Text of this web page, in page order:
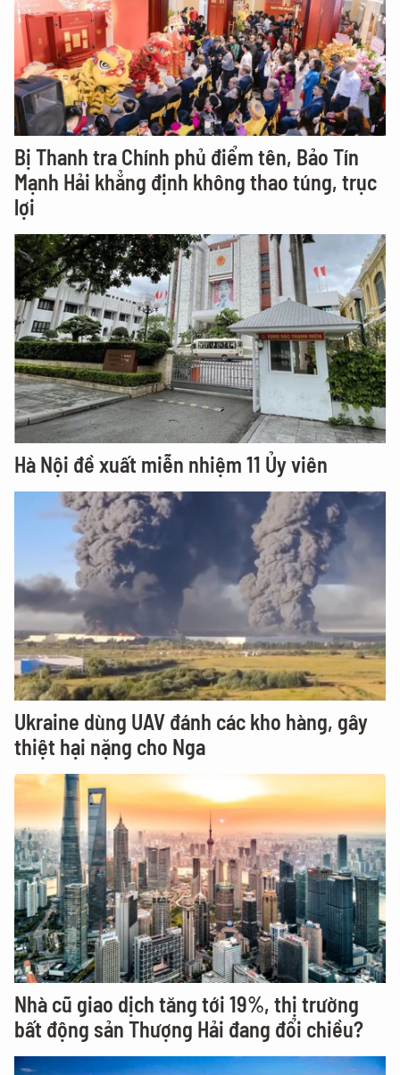
Bị Thanh tra Chính phủ điểm tên, Bảo Tín
Mạnh Hải khẳng định không thao túng, trục
lợi
Hà Nội đề xuất miễn nhiệm 11 Ủy viên
Ukraine dùng UAV đánh các kho hàng, gây
thiệt hại nặng cho Nga
Nhà cũ giao dịch tăng tới 19%, thị trường
bất động sản Thượng Hải đang đổi chiều?